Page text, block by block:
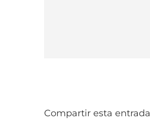
Compartir esta entrada